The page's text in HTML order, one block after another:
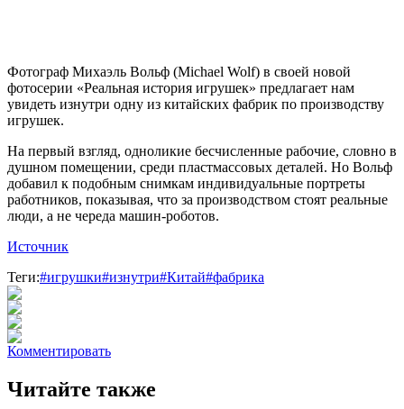
Фотограф Михаэль Вольф (Michael Wolf) в своей новой
фотосерии «Реальная история игрушек» предлагает нам
увидеть изнутри одну из китайских фабрик по производству
игрушек.
На первый взгляд, одноликие бесчисленные рабочие, словно в
душном помещении, среди пластмассовых деталей. Но Вольф
добавил к подобным снимкам индивидуальные портреты
работников, показывая, что за производством стоят реальные
люди, а не череда машин-роботов.
Источник
Теги:#игрушки#изнутри#Китай#фабрика
Комментировать
Читайте также